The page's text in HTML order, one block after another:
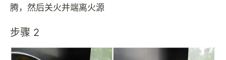
腾，然后关火并端离火源
步骤 2